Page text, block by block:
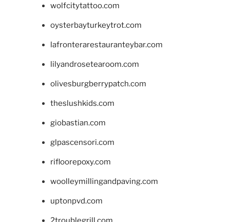
wolfcitytattoo.com
oysterbayturkeytrot.com
lafronterarestauranteybar.com
lilyandrosetearoom.com
olivesburgberrypatch.com
theslushkids.com
giobastian.com
glpascensori.com
rifloorepoxy.com
woolleymillingandpaving.com
uptonpvd.com